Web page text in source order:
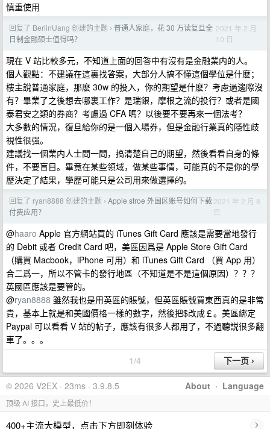
慎重使用
回复了 BerlinUang 创建的主题 › 普通人家庭，花 30 万读复旦全
日制金融硕士值得吗？
2021 年 2 月
10 日
現在 V 站比較多元，不知道上面的回答中有沒有是金融業内的人。
個人觀點：不建議在這裏找答案，大部分人搞不懂這個學位是什麽；
樓主說普通家庭，那麽 30w 的投入，你的期望是什麽？考慮過邊際沒
有？畢業了之後想去哪裏工作？是瑞銀，摩根之流的投行？或者是國
泰君安之類的券商？考慮過 CFA 嗎？以後要不要再來一個法考？
大多數的情況，復旦給你的是一個入場券，但是金融行業真的隱性歧
視性很强。
建議找一個業内人士問一問，搞清楚自己的期望，然後看看自身的條
件，不要盲目。畢竟在某些領域，做某些事情，可能真的不是你的學
歷決定了結果，學歷可能只是公司用來做選擇的。
回复了 ryan8888 创建的主题 › Apple stroe 外国区账号如何下载
付费应用？
2021 年 2 月 8
日
@haaro Apple 官方網站買的 iTunes Gift Card 應該是需要當地發行
的 Debit 或者 Credit Card 吧，美區因爲是 Apple Store Gift Card
（購買 Macbook，iPhone 可用）和 iTunes Gift Card （買 App 用）
合二爲一，所以不管卡的發行地區（不知道是不是這個原因）？？？
英國區應該是要管的。
@ryan8888 雖然我也是用英區的賬號，但英區賬號買東西真的是非常
貴，基本上就是和美國價格一樣的數字，然後把$改成￡。美區綁定
Paypal 可以看看 V 站的帖子，應該有很多人都用了，不過聽説很多翻
車了。。。
1/4
About · Language
© 2026 V2EX · 23ms · 3.9.8.5
顶级 AI 接口，史上最低价！
400+主流大模型，点击下方即刻体验 ›